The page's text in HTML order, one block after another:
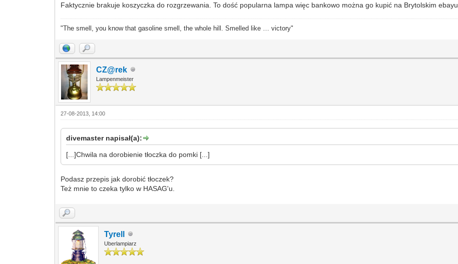
Faktycznie brakuje koszyczka do rozgrzewania. To dość popularna lampa więc bankowo można go kupić na Brytolskim ebayu.
"The smell, you know that gasoline smell, the whole hill. Smelled like … victory"
CZ@rek
Lampenmeister
27-08-2013, 14:00
divemaster napisał(a):
[...]Chwila na dorobienie tłoczka do pomki [...]
Podasz przepis jak dorobić tłoczek?
Też mnie to czeka tylko w HASAG'u.
Tyrell
Uberlampiarz